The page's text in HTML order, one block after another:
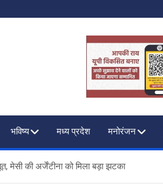
OF INDIA
भविष्य मध्य प्रदेश मनोरंजन
मेसी की अर्जेंटीना को मिला बड़ा झटका